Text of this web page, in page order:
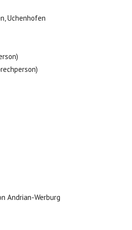
Uchenhofen
Andrian-Werburg